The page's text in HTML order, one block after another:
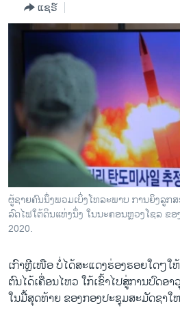
ໂລກ
ອິດສະຫຼະພາບດ້ານການຂ່າວ
ຊຸມຊົນຊາວລາວ
ວິທະຍາສາດ-ເທັກໂນໂລຈີ
ທຸລະກິດ
ພາສາອັງກິດ
ວີດີໂອ
ສຽງ
ລາຍການກະຈາຍສຽງ
ລາຍງານ
ຕິດຕາມພວກເຮົາ ທີ່
ແຊຣ໌
ຜູ້ຊາຍຄົນນຶ່ງພວມເບິ່ງໂທລະພາບ ການຍິງລູກ
ລົດໄຟໃຕ້ດິນແຫ່ງນຶ່ງ ໃນນະຄອນຫຼວງໂຊລ ຂອ
2020.​
ເກົາຫຼີເໜືອ ບໍ່ໄດ້ສະແດງຮ່ອງຮອຍໃດໆໃ
ຕົນໄດ້ເຄື່ອນໄຫວ ໃກ້ເຂົ້າໄປສູ່ການປົດອ
ໃນມື້ສຸດທ້າຍ ຂອງກອງປະຊຸມສະມັດຊາໃ